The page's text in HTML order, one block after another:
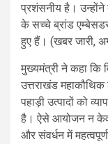
प्रशंसनीय है। उन्होंने
के सच्चे ब्रांड
हुए हैं। (खबर जारी,
मुख्यमंत्री ने कहा कि
उत्तराखंड
पहाड़ी उत्पादों को
है। ऐसे आयोजन न
और संवर्धन में